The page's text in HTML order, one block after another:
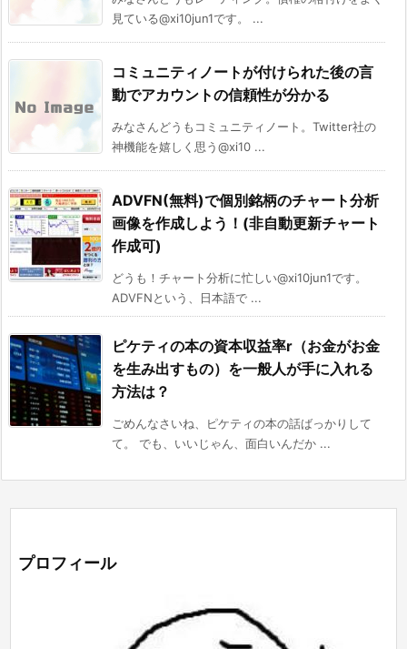
見ている@xi10jun1です。 ...
コミュニティノートが付けられた後の言
動でアカウントの信頼性が分かる
みなさんどうもコミュニティノート。Twitter社の
神機能を嬉しく思う@xi10 ...
ADVFN(無料)で個別銘柄のチャート分析
画像を作成しよう！(非自動更新チャート
作成可)
どうも！チャート分析に忙しい@xi10jun1です。
ADVFNという、日本語で ...
ピケティの本の資本収益率r（お金がお金
を生み出すもの）を一般人が手に入れる
方法は？
ごめんなさいね、ピケティの本の話ばっかりして
て。 でも、いいじゃん、面白いんだか ...
プロフィール